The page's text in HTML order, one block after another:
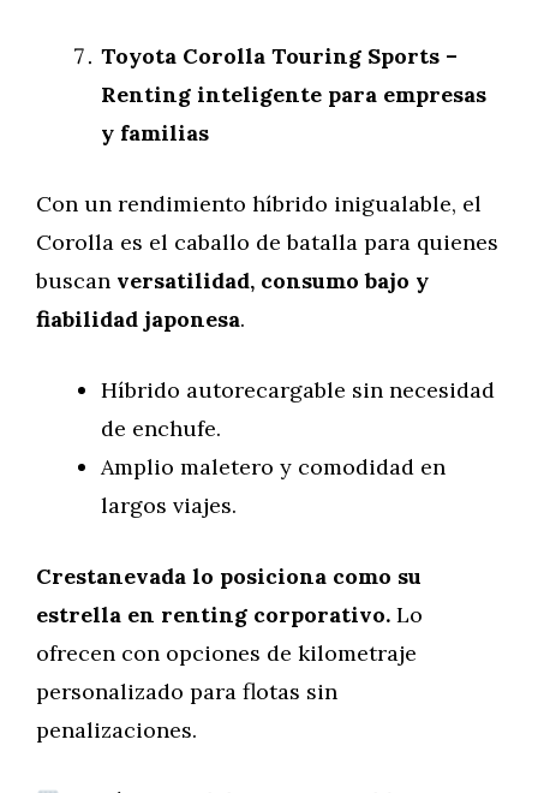
Toyota Corolla Touring Sports –
Renting inteligente para empresas
y familias
Con un rendimiento híbrido inigualable, el
Corolla es el caballo de batalla para quienes
buscan versatilidad, consumo bajo y
fiabilidad japonesa.
Híbrido autorecargable sin necesidad
de enchufe.
Amplio maletero y comodidad en
largos viajes.
Crestanevada lo posiciona como su
estrella en renting corporativo. Lo
ofrecen con opciones de kilometraje
personalizado para flotas sin
penalizaciones.